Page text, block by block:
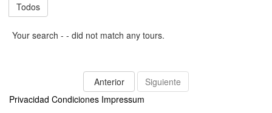
Todos
Your search - - did not match any tours.
Anterior
Siguiente
Privacidad Condiciones Impressum